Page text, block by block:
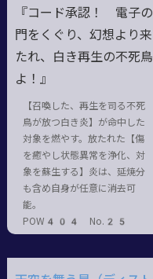
『コード承認！ 電子の
門をくぐり、幻想より来
たれ、白き再生の不死鳥
よ！』
【召喚した、再生を司る不死
鳥が放つ白き炎】が命中した
対象を燃やす。放たれた【傷
を癒やし状態異常を浄化、対
象を蘇生する】炎は、延焼分
も含め自身が任意に消去可
能。
POW404 No.25